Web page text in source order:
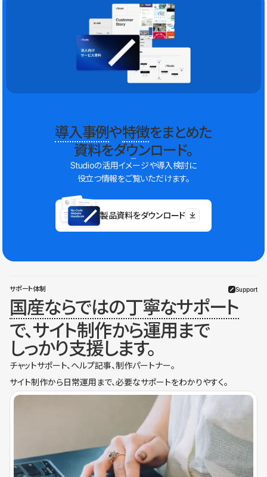
導入事例や特徴をまとめた
資料をダウンロード。
Studioの活用イメージや導入検討に
役立つ情報をご覧いただけます。
製品資料をダウンロード
サポート体制 Support
国産ならではの丁寧なサポート
で、サイト制作から運用まで
しっかり支援します。
チャットサポート、ヘルプ記事、制作パートナー。
サイト制作から日常運用まで、必要なサポートをわかりやすく。